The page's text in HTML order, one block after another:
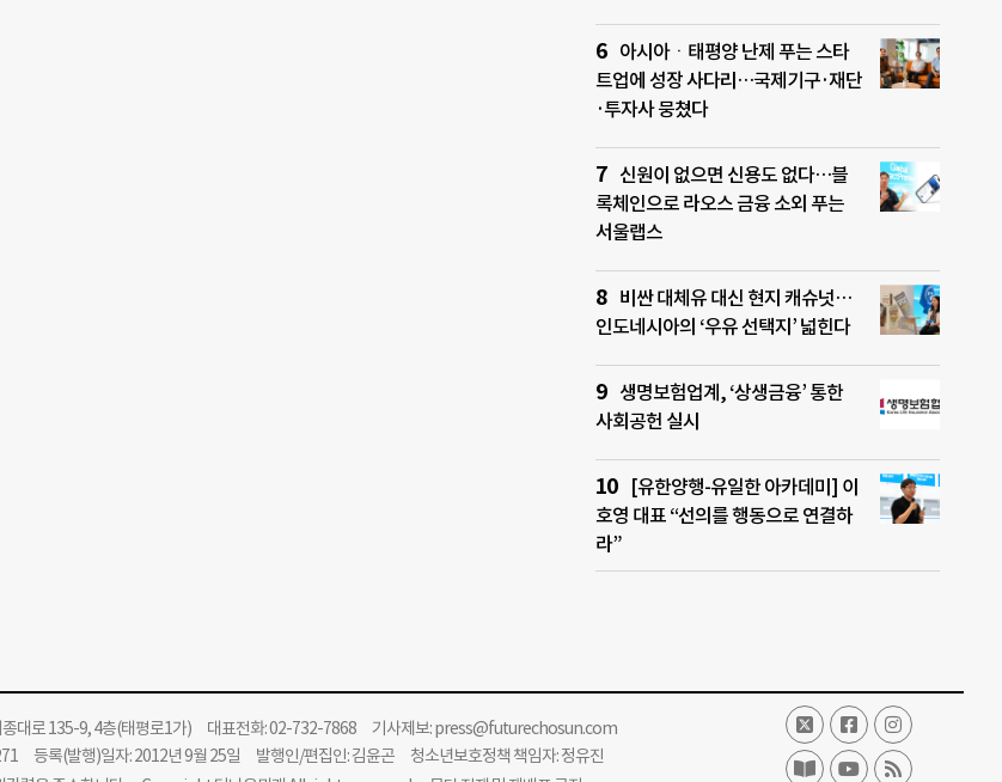
아시아ㆍ태평양 난제 푸는 스타
트업에 성장 사다리…국제기구·재단
·투자사 뭉쳤다
신원이 없으면 신용도 없다…블
록체인으로 라오스 금융 소외 푸는
서울랩스
비싼 대체유 대신 현지 캐슈넛…
인도네시아의 ‘우유 선택지’ 넓힌다
생명보험업계, ‘상생금융’ 통한
사회공헌 실시
[유한양행-유일한 아카데미] 이
호영 대표 “선의를 행동으로 연결하
라”
대로 135-9, 4층(태평로1가) 대표전화: 02-732-7868 기사제보:press@futurechosun.com
등록(발행)일자: 2012년 9월 25일 발행인/편집인: 김윤곤 청소년보호정책 책임자: 정유진